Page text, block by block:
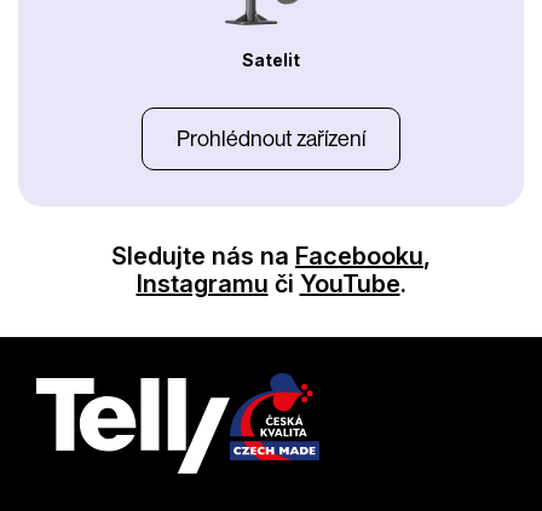
Satelit
Prohlédnout zařízení
Sledujte nás na Facebooku,
Instagramu či YouTube.